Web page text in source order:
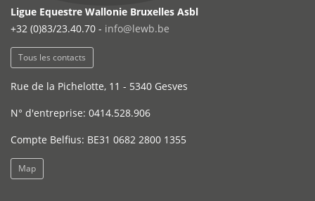
Ligue Equestre Wallonie Bruxelles Asbl
+32 (0)83/23.40.70 - info@lewb.be
Tous les contacts
Rue de la Pichelotte, 11 - 5340 Gesves
N° d'entreprise: 0414.528.906
Compte Belfius: BE31 0682 2800 1355
Map